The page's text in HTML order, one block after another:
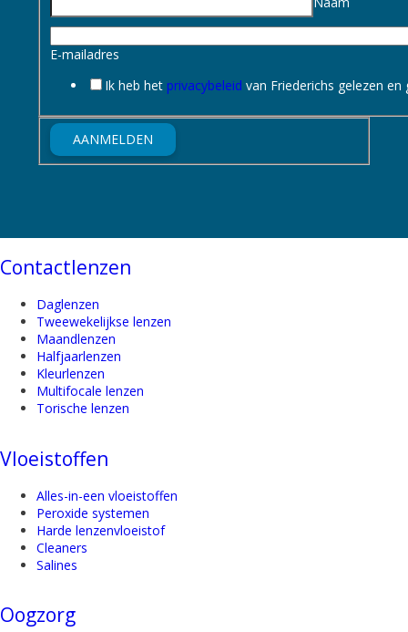
E-mailadres
Ik heb het privacybeleid van Friederichs gelezen
AANMELDEN
Contactlenzen
Daglenzen
Tweewekelijkse lenzen
Maandlenzen
Halfjaarlenzen
Kleurlenzen
Multifocale lenzen
Torische lenzen
Vloeistoffen
Alles-in-een vloeistoffen
Peroxide systemen
Harde lenzenvloeistof
Cleaners
Salines
Oogzorg